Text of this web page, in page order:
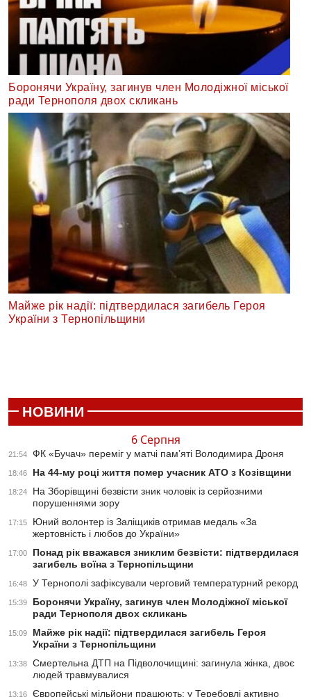
Боронячи Україну, загинув член Молодіжної міської
ради Тернополя двох скликань
Майже рік надії: підтвердилася загибель Героя
України з Тернопільщини
НОВИНИ
6 Серпня
21:54 ФК «Бучач» переміг у матчі пам’яті Володимира Дроня
18:46 На 44-му році життя помер учасник АТО з Козівщини
18:24
На Зборівщині безвісти зник чоловік із серйозними
порушеннями зору
17:15
Юний волонтер із Заліщиків отримав медаль «За
жертовність і любов до України»
17:00
Понад рік вважався зниклим безвісти: підтвердилася
загибель воїна з Тернопільщини
16:48 У Тернополі зафіксували черговий температурний рекорд
15:39
Боронячи Україну, загинув член Молодіжної міської
ради Тернополя двох скликань
15:09
Майже рік надії: підтвердилася загибель Героя
України з Тернопільщини
13:38
Смертельна ДТП на Підволочищині: загинула жінка, двоє
людей травмувалися
13:16 Європейські мільйони працюють: у Теребовлі активно